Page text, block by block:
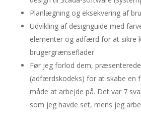
Planlægning og eksekvering af
Udvikling af designguide med
elementer og adfærd for at sikre
brugergrænseflader
Før jeg forlod dem, præsenterede
(adfærdskodeks) for at skabe en
måde at arbejde på. Det var 7
som jeg havde set, mens jeg